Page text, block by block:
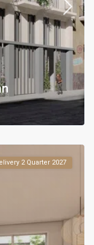
2 Quarter 2027